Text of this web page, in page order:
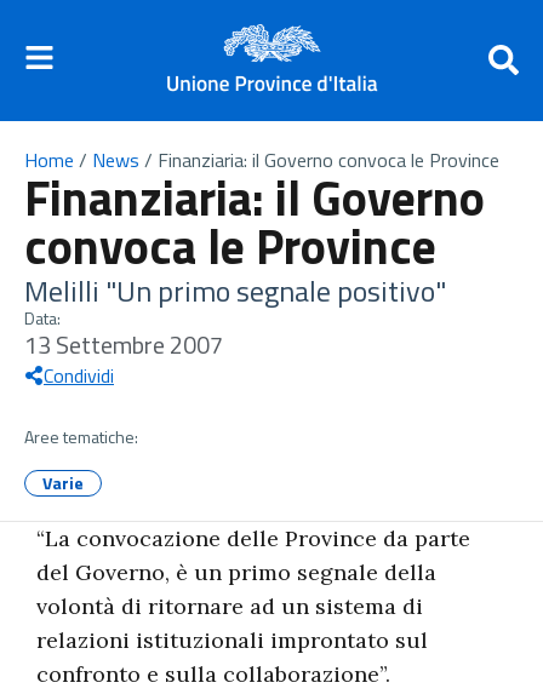
Home / News / Finanziaria: il Governo convoca le Province
Finanziaria: il Governo
convoca le Province
Melilli "Un primo segnale positivo"
Data:
13 Settembre 2007
Condividi
Aree tematiche:
Varie
“La convocazione delle Province da parte
del Governo, è un primo segnale della
volontà di ritornare ad un sistema di
relazioni istituzionali improntato sul
confronto e sulla collaborazione”.